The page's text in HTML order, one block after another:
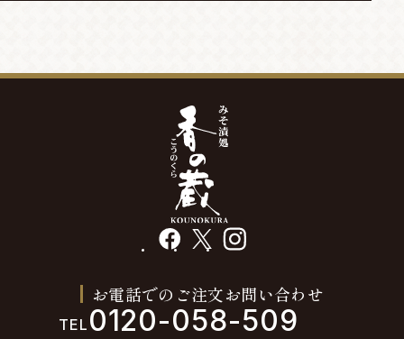
facebook instagram
お電話でのご注文お問い合わせ
TEL 0120-058-509